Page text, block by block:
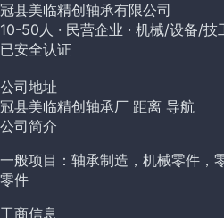
冠县美临精创轴承有限公司
10-50人 · 民营企业 · 机械/设备/技
已安全认证
公司地址
冠县美临精创轴承厂 距离 导航
公司简介
一般项目：轴承制造，机械零件，
零件
工商信息